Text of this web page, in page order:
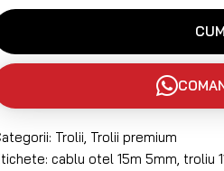
Trolii, Trolii premium
cablu otel 15m 5mm, troliu